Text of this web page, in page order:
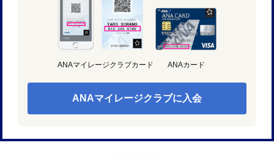
ANAマイレージクラブカード ANAカード
ANAマイレージクラブに入会